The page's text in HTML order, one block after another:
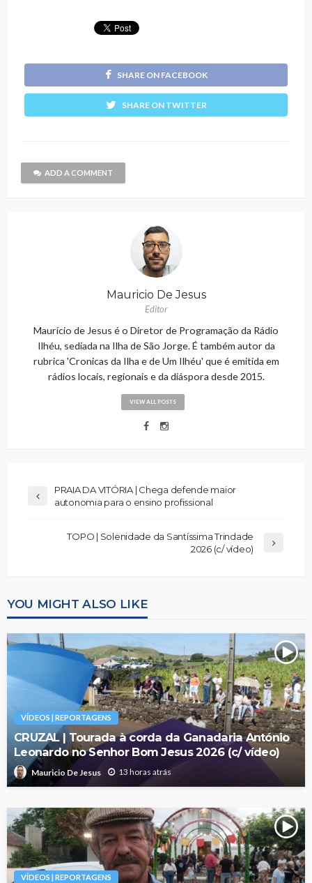
SHARE ON FACEBOOK
SHARE ON TWITTER
ADD A COMMENT
Mauricio De Jesus
Editor
Maurício de Jesus é o Diretor de Programação da Rádio
Ilhéu, sediada na Ilha de São Jorge. É também autor da
rubrica 'Cronicas da Ilha e de Um Ilhéu' que é emitida em
rádios locais, regionais e da diáspora desde 2015.
VIEW ALL POSTS
PRAIA DA VITÓRIA | Chega defende maior
autonomia para o ensino profissional
TOPO | Solenidade da Santíssima Trindade
2026 (c/ vídeo)
YOU MIGHT ALSO LIKE
VÍDEOS | REPORTAGENS
CRUZAL | Tourada à corda da Ganadaria António
Leonardo no Senhor Bom Jesus 2026 (c/ vídeo)
Mauricio De Jesus 13 horas atrás
VÍDEOS | REPORTAGENS